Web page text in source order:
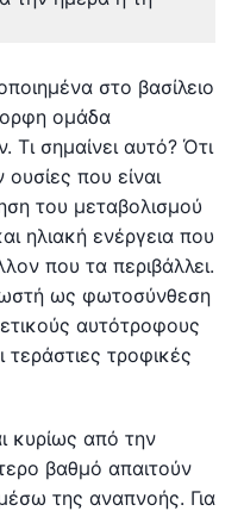
στο βασίλειο
ομάδα
σημαίνει αυτό? Ότι
που είναι
του μεταβολισμού
ηλιακή ενέργεια που
που τα περιβάλλει.
ως φωτοσύνθεση
αυτότροφους
τεράστιες τροφικές
κυρίως από την
βαθμό απαιτούν
της αναπνοής. Για